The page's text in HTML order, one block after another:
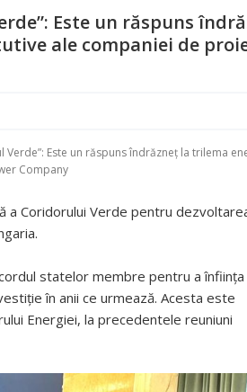
Este un răspuns
ale companiei de
Este un răspuns îndrăzneţ la trilema
Company
a Coridorului Verde pentru
statelor membre pentru a înființa
în anii ce urmează. Acesta este
Energiei, la precedentele reuniuni